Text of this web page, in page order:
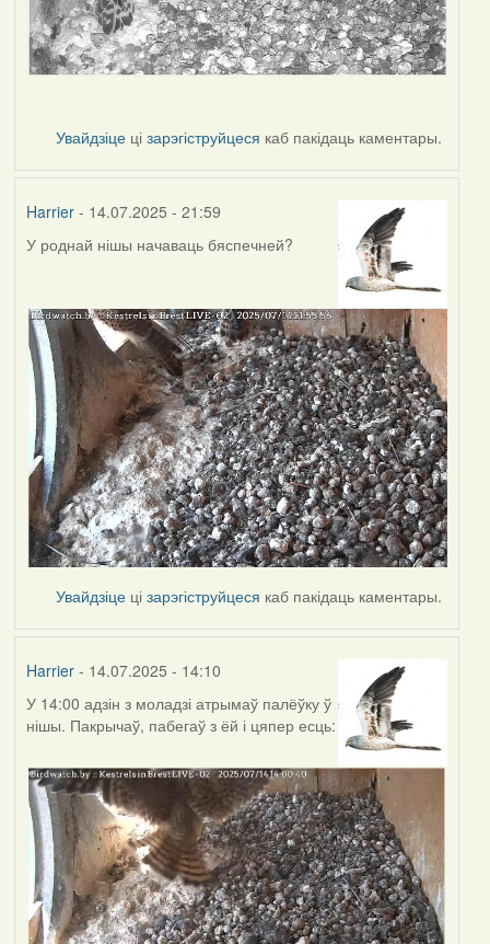
Увайдзіце цізарэгіструйцеся каб пакідаць каментары.
Harrier- 14.07.2025 - 21:59
У роднай нішы начаваць бяспечней?
Увайдзіце цізарэгіструйцеся каб пакідаць каментары.
Harrier- 14.07.2025 - 14:10
У 14:00 адзін з моладзі атрымаў палёўку ў
нішы. Пакрычаў, пабегаў з ёй і цяпер есць: